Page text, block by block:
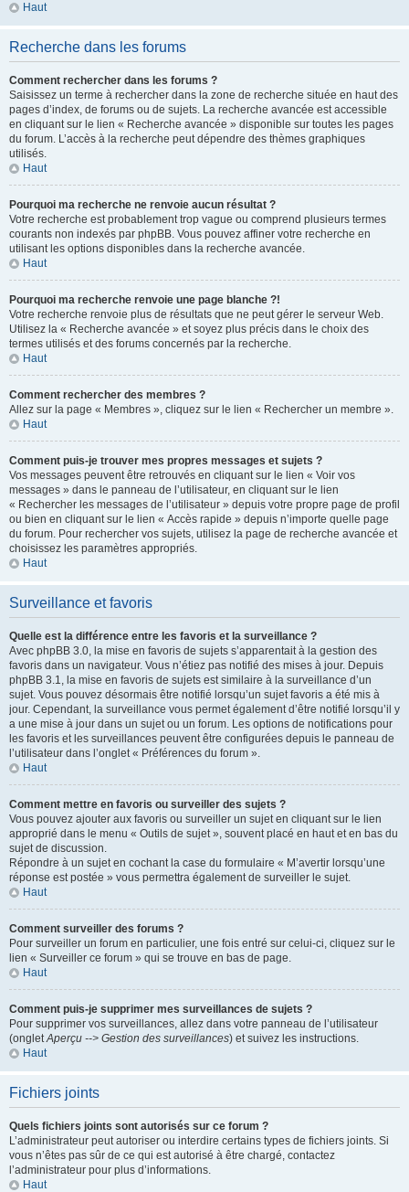
Haut
Recherche dans les forums
Comment rechercher dans les forums ?
Saisissez un terme à rechercher dans la zone de recherche située en haut des
pages d’index, de forums ou de sujets. La recherche avancée est accessible
en cliquant sur le lien « Recherche avancée » disponible sur toutes les pages
du forum. L’accès à la recherche peut dépendre des thèmes graphiques
utilisés.
Haut
Pourquoi ma recherche ne renvoie aucun résultat ?
Votre recherche est probablement trop vague ou comprend plusieurs termes
courants non indexés par phpBB. Vous pouvez affiner votre recherche en
utilisant les options disponibles dans la recherche avancée.
Haut
Pourquoi ma recherche renvoie une page blanche ?!
Votre recherche renvoie plus de résultats que ne peut gérer le serveur Web.
Utilisez la « Recherche avancée » et soyez plus précis dans le choix des
termes utilisés et des forums concernés par la recherche.
Haut
Comment rechercher des membres ?
Allez sur la page « Membres », cliquez sur le lien « Rechercher un membre ».
Haut
Comment puis-je trouver mes propres messages et sujets ?
Vos messages peuvent être retrouvés en cliquant sur le lien « Voir vos
messages » dans le panneau de l’utilisateur, en cliquant sur le lien
« Rechercher les messages de l’utilisateur » depuis votre propre page de profil
ou bien en cliquant sur le lien « Accès rapide » depuis n’importe quelle page
du forum. Pour rechercher vos sujets, utilisez la page de recherche avancée et
choisissez les paramètres appropriés.
Haut
Surveillance et favoris
Quelle est la différence entre les favoris et la surveillance ?
Avec phpBB 3.0, la mise en favoris de sujets s’apparentait à la gestion des
favoris dans un navigateur. Vous n’étiez pas notifié des mises à jour. Depuis
phpBB 3.1, la mise en favoris de sujets est similaire à la surveillance d’un
sujet. Vous pouvez désormais être notifié lorsqu’un sujet favoris a été mis à
jour. Cependant, la surveillance vous permet également d’être notifié lorsqu’il y
a une mise à jour dans un sujet ou un forum. Les options de notifications pour
les favoris et les surveillances peuvent être configurées depuis le panneau de
l’utilisateur dans l’onglet « Préférences du forum ».
Haut
Comment mettre en favoris ou surveiller des sujets ?
Vous pouvez ajouter aux favoris ou surveiller un sujet en cliquant sur le lien
approprié dans le menu « Outils de sujet », souvent placé en haut et en bas du
sujet de discussion.
Répondre à un sujet en cochant la case du formulaire « M’avertir lorsqu’une
réponse est postée » vous permettra également de surveiller le sujet.
Haut
Comment surveiller des forums ?
Pour surveiller un forum en particulier, une fois entré sur celui-ci, cliquez sur le
lien « Surveiller ce forum » qui se trouve en bas de page.
Haut
Comment puis-je supprimer mes surveillances de sujets ?
Pour supprimer vos surveillances, allez dans votre panneau de l’utilisateur
(ongletAperçu --> Gestion des surveillances) et suivez les instructions.
Haut
Fichiers joints
Quels fichiers joints sont autorisés sur ce forum ?
L’administrateur peut autoriser ou interdire certains types de fichiers joints. Si
vous n’êtes pas sûr de ce qui est autorisé à être chargé, contactez
l’administrateur pour plus d’informations.
Haut